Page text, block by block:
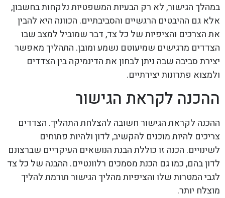
במהלך הגישור, לא רק הבעיות המשפטיות נלקחות בחשבון,
אלא גם ההיבטים הרגשיים והסביבתיים. הכוונה היא להבין
את הצרכים והציפיות של כל צד, דבר שמוביל למצב שבו
הצדדים מרגישים שמיעוטם נשמע ומובן. התהליך מאפשר
יצירת סביבה שבה ניתן לבחון את הדינמיקה בין הצדדים
ולמצוא פתרונות יצירתיים.
ההכנה לקראת הגישור
ההכנה לקראת הגישור חשובה להצלחת התהליך. הצדדים
צריכים להיות מוכנים להקשיב, לדון ולהיות פתוחים
לשינויים. הכנה זו כוללת הבנת הנושאים העיקריים שברצונם
לדון בהם, כמו גם הכנת מסמכים רלוונטיים. ההבנה של כל צד
לגבי המטרות שלו והציפיות מהליך הגישור תורמת להליך
מוצלח יותר.